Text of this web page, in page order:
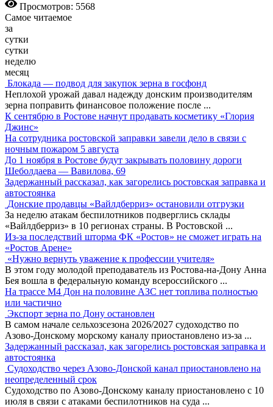
Просмотров: 5568
Самое читаемое
за
сутки
сутки
неделю
месяц
Блокада — подвод для закупок зерна в госфонд
Неплохой урожай давал надежду донским производителям
зерна поправить финансовое положение после ...
К сентябрю в Ростове начнут продавать косметику «Глория
Джинс»
На сотрудника ростовской заправки завели дело в связи с
ночным пожаром 5 августа
До 1 ноября в Ростове будут закрывать половину дороги
Шеболдаева — Вавилова, 69
Задержанный рассказал, как загорелись ростовская заправка и
автостоянка
Донские продавцы «Вайлдберриз» остановили отгрузки
За неделю атакам беспилотников подверглись склады
«Вайлдберриз» в 10 регионах страны. В Ростовской ...
Из-за последствий шторма ФК «Ростов» не сможет играть на
«Ростов Арене»
«Нужно вернуть уважение к профессии учителя»
В этом году молодой преподаватель из Ростова-на-Дону Анна
Бея вошла в федеральную команду всероссийского ...
На трассе М4 Дон на половине АЗС нет топлива полностью
или частично
Экспорт зерна по Дону остановлен
В самом начале сельхозсезона 2026/2027 судоходство по
Азово-Донскому морскому каналу приостановлено из-за ...
Задержанный рассказал, как загорелись ростовская заправка и
автостоянка
Судоходство через Азово-Донской канал приостановлено на
неопределенный срок
Судоходство по Азово-Донскому каналу приостановлено с 10
июля в связи с атаками беспилотников на суда ...